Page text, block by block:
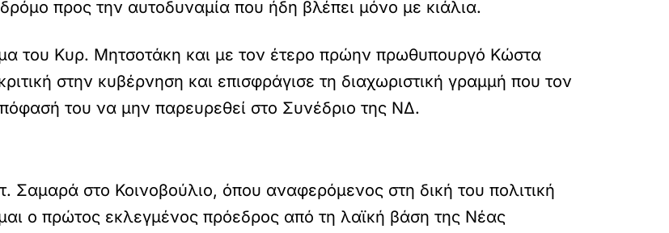
προς την αυτοδυναμία που ήδη βλέπει μόνο με κιάλια.
του Κυρ. Μητσοτάκη και με τον έτερο πρώην πρωθυπουργό Κώστα
στην κυβέρνηση και επισφράγισε τη διαχωριστική γραμμή που τον
του να μην παρευρεθεί στο Συνέδριο της ΝΔ.
Σαμαρά στο Κοινοβούλιο, όπου αναφερόμενος στη δική του πολιτική
ο πρώτος εκλεγμένος πρόεδρος από τη λαϊκή βάση της Νέας